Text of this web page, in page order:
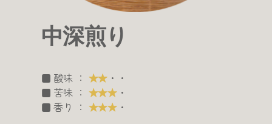
中深煎り
■ 酸味 ： ★★ ・・
■ 苦味 ： ★★★・
■ 香り ： ★★★・